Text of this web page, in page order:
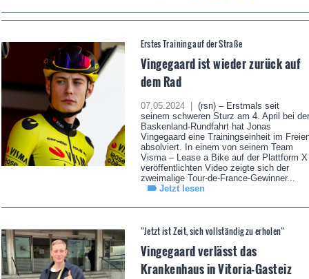
Erstes Training auf der Straße
Vingegaard ist wieder zurück auf
dem Rad
07.05.2024 |
(rsn) – Erstmals seit
seinem schweren Sturz am 4. April bei der
Baskenland-Rundfahrt hat Jonas
Vingegaard eine Trainingseinheit im
absolviert. In einem von seinem Team
Visma – Lease a Bike auf der Plattform X
veröffentlichten Video zeigte sich der
zweimalige Tour-de-France-Gewinner...
Jetzt lesen
“Jetzt ist Zeit, sich vollständig zu erholen“
Vingegaard verlässt das
Krankenhaus in Vitoria-Gasteiz